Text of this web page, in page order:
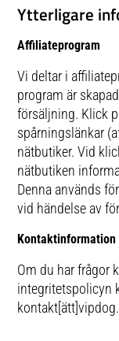
Ytterligare
Affiliateprogram
Vi deltar i
program är
försäljning. Klick
spårningslänkar
nätbutiker. Vid
nätbutiken
Denna används
vid händelse av
Kontaktinformation
Om du har frågor
integritetspolicyn